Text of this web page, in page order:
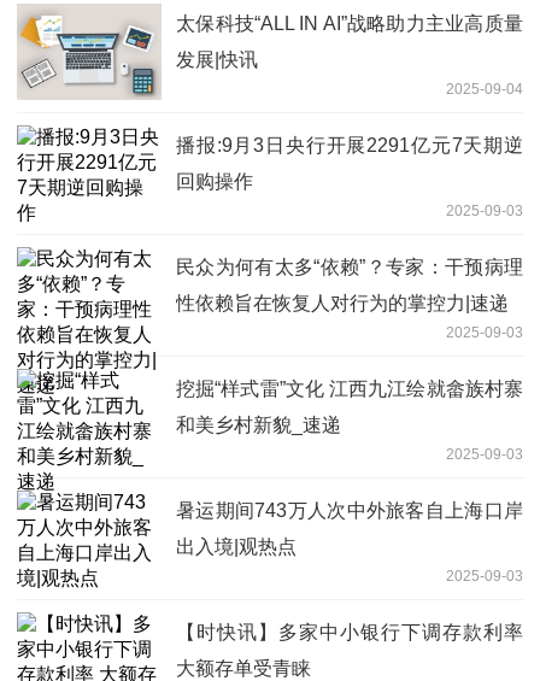
太保科技“ALL IN AI”战略助力主业高质量
发展|快讯
2025-09-04
播报:9月3日央行开展2291亿元7天期逆
回购操作
2025-09-03
民众为何有太多“依赖”？专家：干预病理
性依赖旨在恢复人对行为的掌控力|速递
2025-09-03
挖掘“样式雷”文化 江西九江绘就畲族村寨
和美乡村新貌_速递
2025-09-03
暑运期间743万人次中外旅客自上海口岸
出入境|观热点
2025-09-03
【时快讯】多家中小银行下调存款利率
大额存单受青睐